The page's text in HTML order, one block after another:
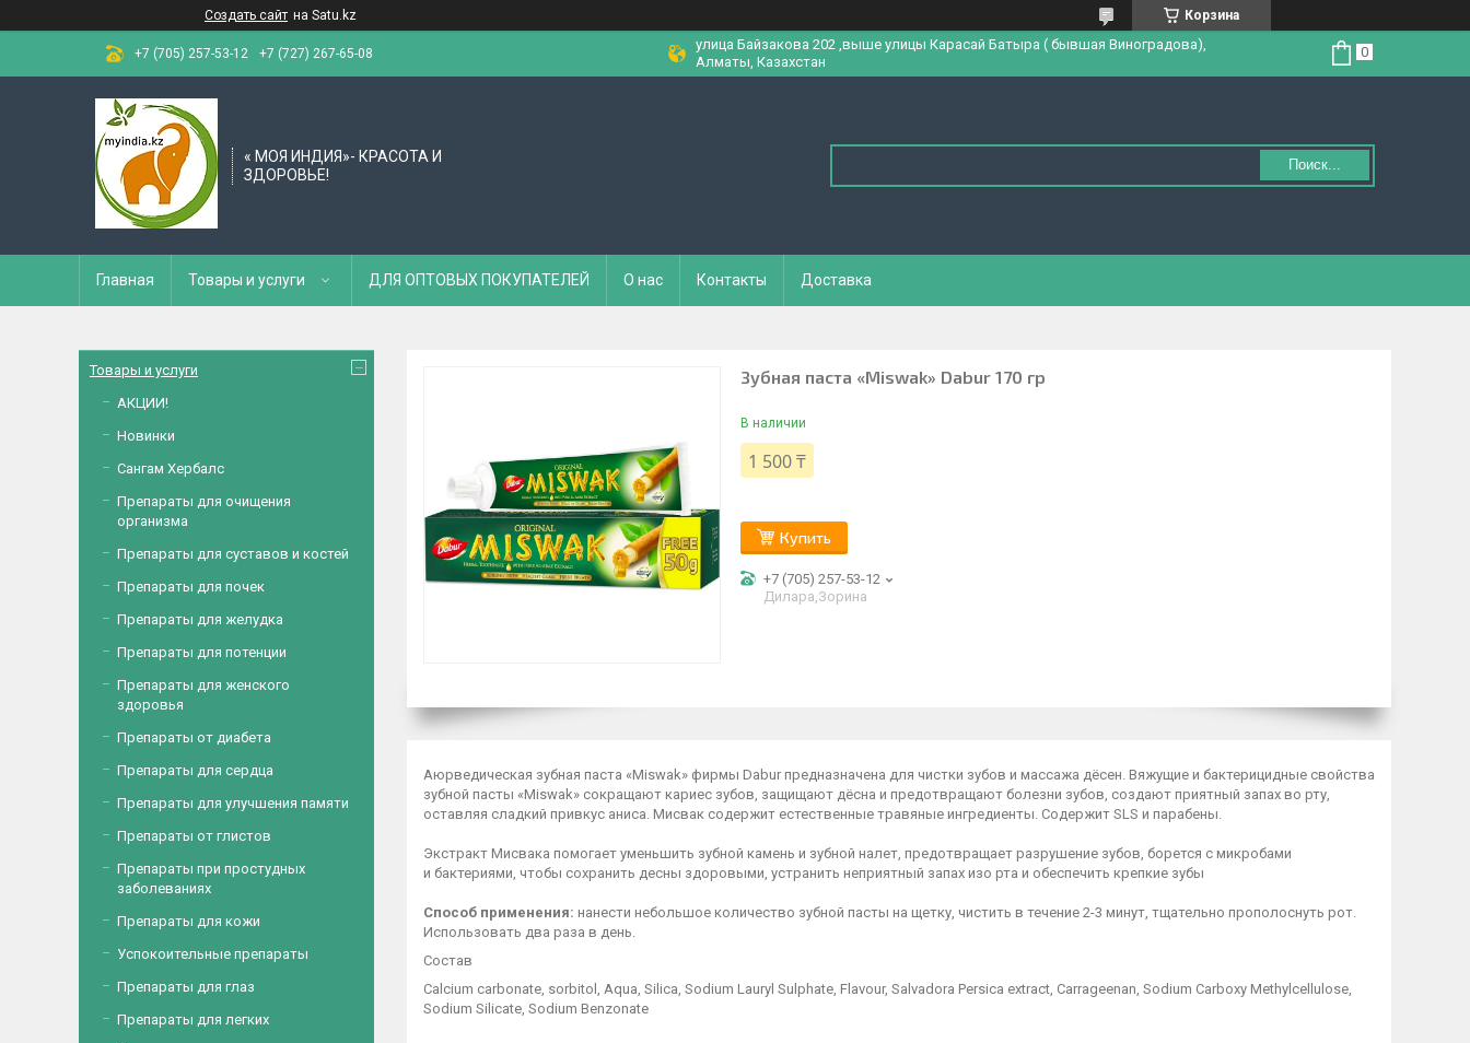
Создать сайт на Satu.kz Корзина
+7 (705) 257-53-12 +7 (727) 267-65-08
улица Байзакова 202 ,выше улицы Карасай Батыра ( бывшая Виноградова),
Алматы, Казахстан
« МОЯ ИНДИЯ»- КРАСОТА И
ЗДОРОВЬЕ!
Поиск...
Главная Товары и услуги ДЛЯ ОПТОВЫХ ПОКУПАТЕЛЕЙ О нас Контакты Доставка
Зубная паста «Miswak» Dabur 170 гр
В наличии
1 500 ₸
Купить
+7 (705) 257-53-12
Дилара,Зорина
Аюрведическая зубная паста «Miswak» фирмы Dabur предназначена для чистки зубов и массажа дёсен. Вяжущие и бактерицидные свойства
зубной пасты «Miswak» сокращают кариес зубов, защищают дёсна и предотвращают болезни зубов, создают приятный запах во рту,
оставляя сладкий привкус аниса. Мисвак содержит естественные травяные ингредиенты. Содержит SLS и парабены.
Экстракт Мисвака помогает уменьшить зубной камень и зубной налет, предотвращает разрушение зубов, борется с микробами
и бактериями, чтобы сохранить десны здоровыми, устранить неприятный запах изо рта и обеспечить крепкие зубы
Способ применения: нанести небольшое количество зубной пасты на щетку, чистить в течение 2-3 минут, тщательно прополоснуть рот.
Использовать два раза в день.
Состав
Calcium carbonate, sorbitol, Aqua, Silica, Sodium Lauryl Sulphate, Flavour, Salvadora Persica extract, Carrageenan, Sodium Carboxy Methylcellulose,
Sodium Silicate, Sodium Benzonate
Товары и услуги
АКЦИИ!
Новинки
Сангам Хербалс
Препараты для очищения
организма
Препараты для суставов и костей
Препараты для почек
Препараты для желудка
Препараты для потенции
Препараты для женского
здоровья
Препараты от диабета
Препараты для сердца
Препараты для улучшения памяти
Препараты от глистов
Препараты при простудных
заболеваниях
Препараты для кожи
Успокоительные препараты
Препараты для глаз
Препараты для легких